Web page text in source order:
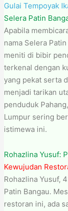
Gulai Tempoyak
Selera Patin
Apabila
nama Selera
meniti di bibir
terkenal dengan
yang pekat serta
menjadi tarikan
penduduk
Lumpur sering
istimewa ini.
Rohazlina Yusuf:
Kewujudan
Rohazlina Yusuf,
Patin Bangau.
restoran ini, ada